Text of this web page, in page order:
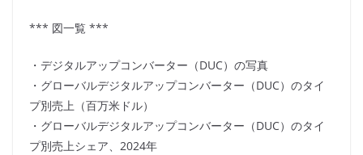
*** 図一覧 ***
・デジタルアップコンバーター（DUC）の写真
・グローバルデジタルアップコンバーター（DUC）のタイ
プ別売上（百万米ドル）
・グローバルデジタルアップコンバーター（DUC）のタイ
プ別売上シェア、2024年